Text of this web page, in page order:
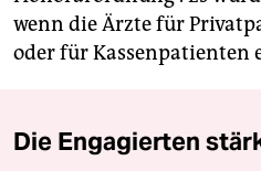
wenn die Ärzte für
oder für Kassenpatienten
Die Engagierten